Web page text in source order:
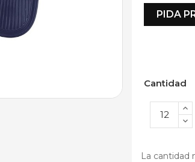
PIDA
Cantidad
La cantidad